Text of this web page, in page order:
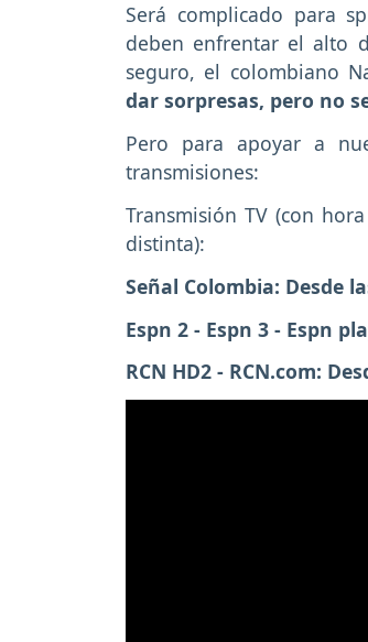
Será complicado para
deben enfrentar el alto
seguro, el colombiano
dar sorpresas, pero no
Pero para apoyar a
transmisiones:
Transmisión TV (con
distinta):
Señal Colombia: Desde
Espn 2 - Espn 3 - Espn
RCN HD2 - RCN.com: